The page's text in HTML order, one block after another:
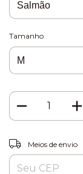
Tamanho
Entregas para o CEP:
Meios de envio